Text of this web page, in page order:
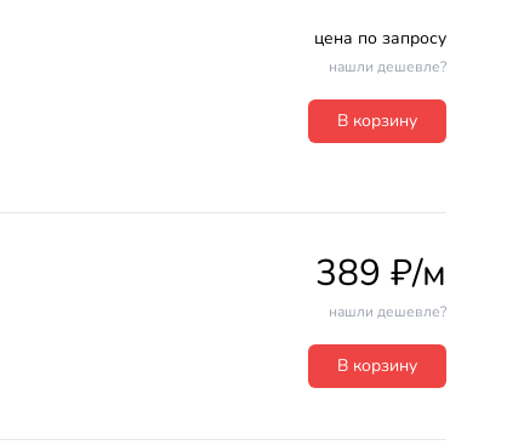
цена по запросу
нашли дешевле?
В корзину
389 ₽/м
нашли дешевле?
В корзину